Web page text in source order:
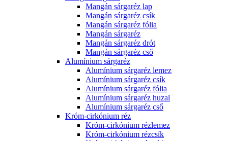
Mangán sárgaréz lap
Mangán sárgaréz csík
Mangán sárgaréz fólia
Mangán sárgaréz
Mangán sárgaréz drót
Mangán sárgaréz cső
Alumínium sárgaréz
Alumínium sárgaréz lemez
Alumínium sárgaréz csík
Alumínium sárgaréz fólia
Alumínium sárgaréz huzal
Alumínium sárgaréz cső
Króm-cirkónium réz
Króm-cirkónium rézlemez
Króm-cirkónium rézcsík